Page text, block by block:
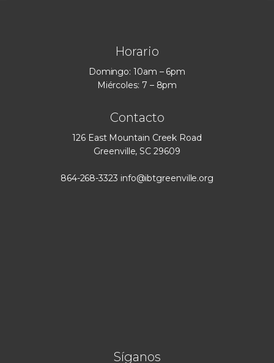
Horario
Domingo: 10am – 6pm
Miércoles: 7 – 8pm
Contacto
126 East Mountain Creek Road
Greenville, SC 29609
864-268-3323 info@ibtgreenville.org
Síganos